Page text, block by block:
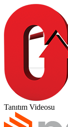
Tanıtım Videosu